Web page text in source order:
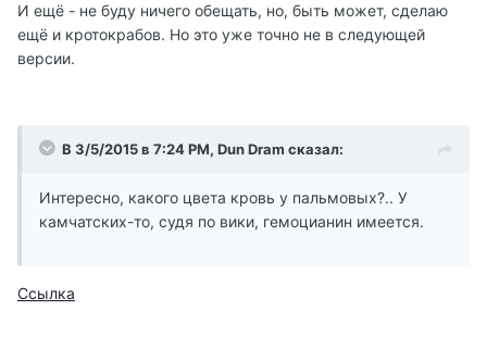
И ещё - не буду ничего обещать, но, быть может, сделаю
ещё и кротокрабов. Но это уже точно не в следующей
версии.
В 3/5/2015 в 7:24 PM, Dun Dram сказал:
Интересно, какого цвета кровь у пальмовых?.. У
камчатских-то, судя по вики, гемоцианин имеется.
Ссылка